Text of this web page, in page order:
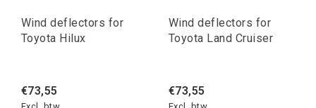
Wind deflectors for
Toyota Hilux
€73,55
Wind deflectors for
Toyota Land Cruiser
€73,55